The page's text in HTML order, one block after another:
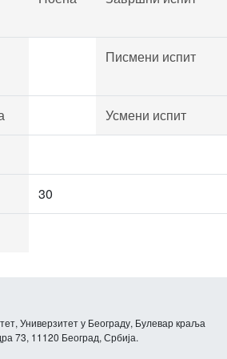
Писмени испит
Усмени испит
30
Универзитет у Београду, Булевар краља
73, 11120 Београд, Србија.